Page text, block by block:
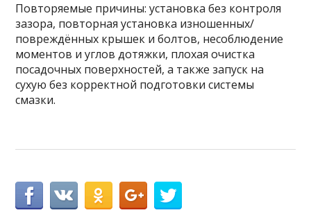
Повторяемые причины: установка без контроля
зазора, повторная установка изношенных/
повреждённых крышек и болтов, несоблюдение
моментов и углов дотяжки, плохая очистка
посадочных поверхностей, а также запуск на
сухую без корректной подготовки системы
смазки.